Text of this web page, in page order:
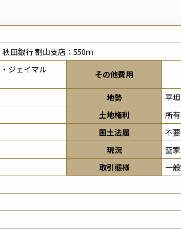
田銀行 割山支店：550ｍ
ジェイマル
その他費用
地勢
平坦
土地権利
所
国土法届
不要
現況
空家
取引態様
一